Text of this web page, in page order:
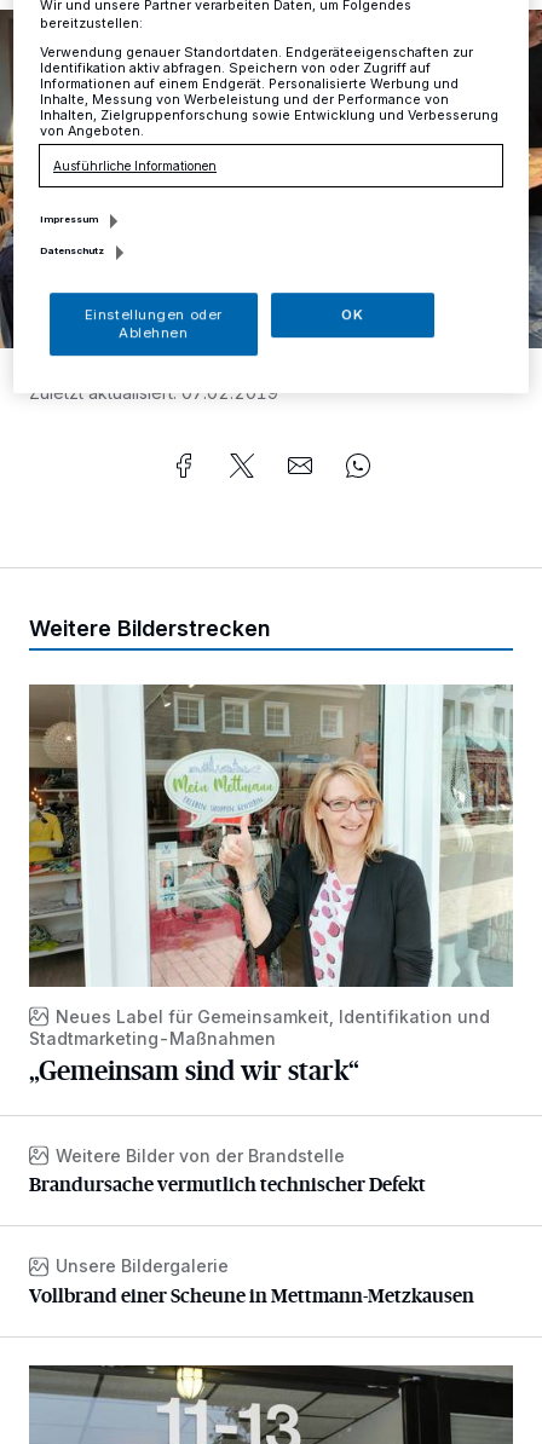
Zuletzt aktualisiert: 07.02.2019
Weitere Bilderstrecken
„Gemeinsam sind wir stark“
Neues Label für Gemeinsamkeit, Identifikation und
Stadtmarketing-Maßnahmen
„Gemeinsam sind wir stark“
Brandursache vermutlich technischer Defekt
Weitere Bilder von der Brandstelle
Brandursache vermutlich technischer Defekt
Vollbrand einer Scheune in Mettmann-Metzkausen
Unsere Bildergalerie
Vollbrand einer Scheune in Mettmann-Metzkausen
Sternsinger segnen Stadtverwaltung und Feuerwehr
Wir und unsere Partner verarbeiten Daten, um Folgendes
bereitzustellen:
Verwendung genauer Standortdaten. Endgeräteeigenschaften zur
Identifikation aktiv abfragen. Speichern von oder Zugriff auf
Informationen auf einem Endgerät. Personalisierte Werbung und
Inhalte, Messung von Werbeleistung und der Performance von
Inhalten, Zielgruppenforschung sowie Entwicklung und Verbesserung
von Angeboten.
Ausführliche Informationen
Impressum
Datenschutz
Einstellungen oder
Ablehnen
OK